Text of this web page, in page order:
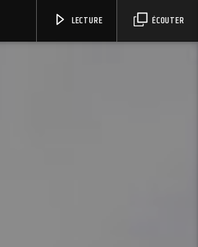
ÉCOUTER
LECTURE